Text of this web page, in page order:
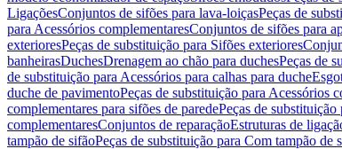
LigaçõesConjuntos de sifões para lava-loiçasPeças de
para Acessórios complementaresConjuntos de sifões para
exterioresPeças de substituição para Sifões exteriores
banheirasDuchesDrenagem ao chão para duchesPeças de
de substituição para Acessórios para calhas para duche
duche de pavimentoPeças de substituição para Acessórios
complementares para sifões de paredePeças de
complementaresConjuntos de reparaçãoEstruturas de
tampão de sifãoPeças de substituição para Com tampão de